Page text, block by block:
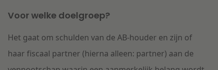
Voor welke doelgroep?
Het gaat om schulden van de AB-houder en zijn of
haar fiscaal partner (hierna alleen: partner) aan de